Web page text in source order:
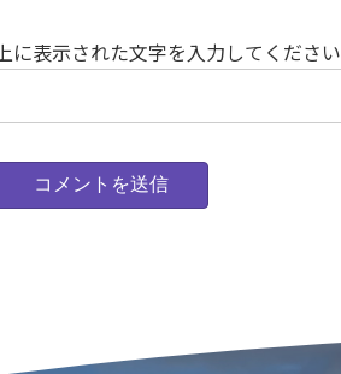
上に表示された文字を入力してください